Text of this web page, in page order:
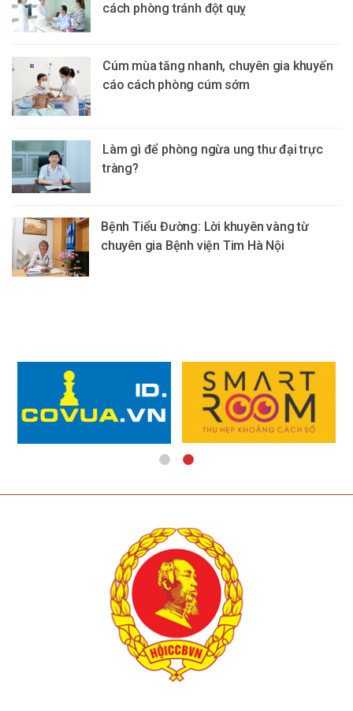
cách phòng tránh đột quỵ
Cúm mùa tăng nhanh, chuyên gia khuyến
cáo cách phòng cúm sớm
Làm gì để phòng ngừa ung thư đại trực
tràng?
Bệnh Tiểu Đường: Lời khuyên vàng từ
chuyên gia Bệnh viện Tim Hà Nội